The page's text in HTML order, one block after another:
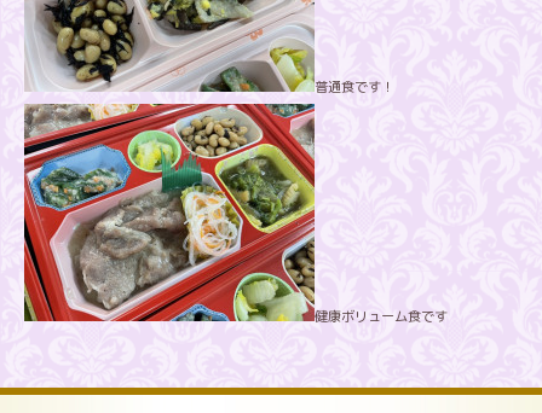
普通食です！
健康ボリューム食です